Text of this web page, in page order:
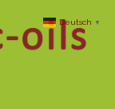
Deutsch ▼